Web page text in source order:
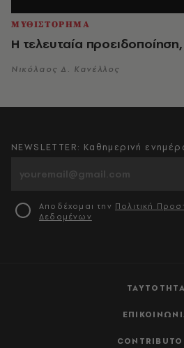
ΜΥΘΙΣΤΟΡΗΜΑ
Η τελευταία
Νικόλαος Δ. Κανέλλος
ΤΑΥΤΟΤΗΤΑ
NEWSLETTER: Καθημερινή
Αποδέχομαι την Πολιτική
Δεδομένων